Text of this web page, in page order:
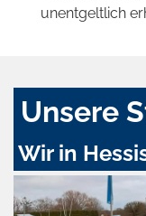
unentgeltlich
Unsere
Wir in